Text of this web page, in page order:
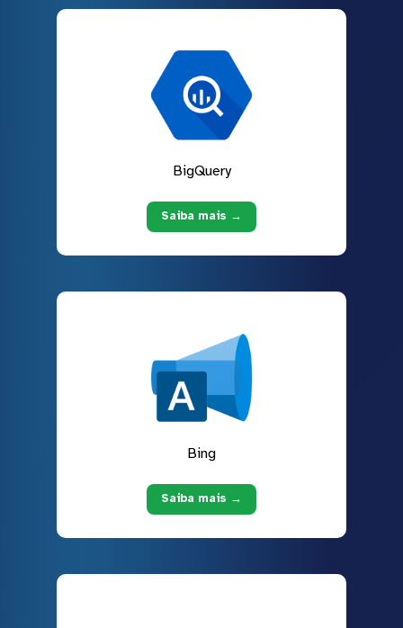
BigQuery
Saiba mais →
Bing
Saiba mais →